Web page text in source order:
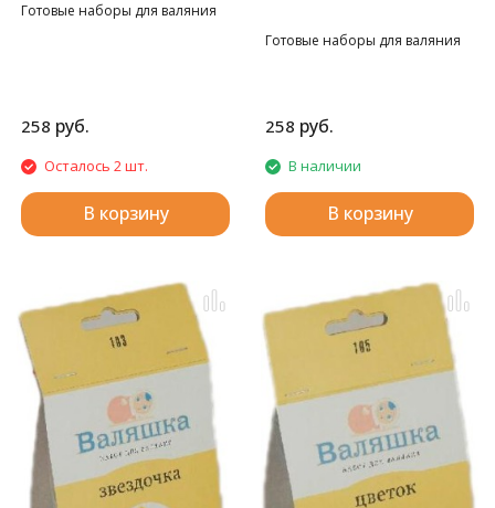
Готовые наборы для валяния
258 руб.
Осталось 2 шт.
В корзину
Готовые наборы для валяния
258 руб.
В наличии
В корзину